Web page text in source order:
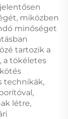
miközben
minőséget
tartozik a
a tökéletes
technikák,
létre,